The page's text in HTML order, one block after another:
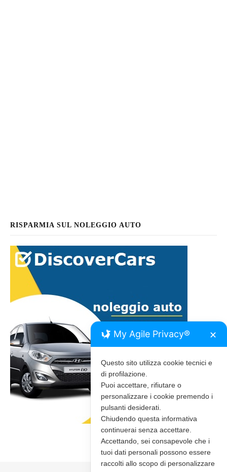
RISPARMIA SUL NOLEGGIO AUTO
My Agile Privacy® ✕
Questo sito utilizza cookie tecnici e
di profilazione.
Puoi accettare, rifiutare o
personalizzare i cookie premendo i
pulsanti desiderati.
Chiudendo questa informativa
continuerai senza accettare.
Accettando, sei consapevole che i
tuoi dati personali possono essere
raccolti allo scopo di personalizzare